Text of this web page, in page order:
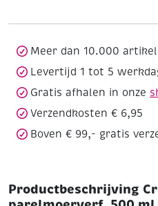
bruin
Meer dan 10.000
Levertijd 1 tot 5
Gratis afhalen in onze
Verzendkosten € 6,95
Boven € 99,- gratis
Productbeschrijving